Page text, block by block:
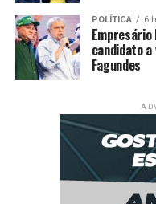
Nesta semana, a
(PEC) que permite ao
foi aprovada na
Agora, o texto deve ser
especial antes de ir
POLÍTICA 6
candidato
Fagundes